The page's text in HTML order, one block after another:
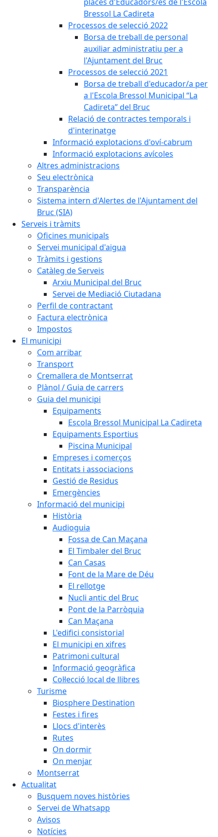
Bressol La Cadireta
Processos de selecció 2022
Borsa de treball de personal
auxiliar administratiu per a
l'Ajuntament del Bruc
Processos de selecció 2021
Borsa de treball d'educador/a per
a l'Escola Bressol Municipal “La
Cadireta” del Bruc
Relació de contractes temporals i
d'interinatge
Informació explotacions d'oví-cabrum
Informació explotacions avícoles
Altres administracions
Seu electrònica
Transparència
Sistema intern d'Alertes de l'Ajuntament del
Bruc (SIA)
Serveis i tràmits
Oficines municipals
Servei municipal d'aigua
Tràmits i gestions
Catàleg de Serveis
Arxiu Municipal del Bruc
Servei de Mediació Ciutadana
Perfil de contractant
Factura electrònica
Impostos
El municipi
Com arribar
Transport
Cremallera de Montserrat
Plànol / Guia de carrers
Guia del municipi
Equipaments
Escola Bressol Municipal La Cadireta
Equipaments Esportius
Piscina Municipal
Empreses i comerços
Entitats i associacions
Gestió de Residus
Emergències
Informació del municipi
Història
Audioguia
Fossa de Can Maçana
El Timbaler del Bruc
Can Casas
Font de la Mare de Déu
El rellotge
Nucli antic del Bruc
Pont de la Parròquia
Can Maçana
L'edifici consistorial
El municipi en xifres
Patrimoni cultural
Informació geogràfica
Col·lecció local de llibres
Turisme
Biosphere Destination
Festes i fires
Llocs d'interès
Rutes
On dormir
On menjar
Montserrat
Actualitat
Busquem noves històries
Servei de Whatsapp
Avisos
Notícies